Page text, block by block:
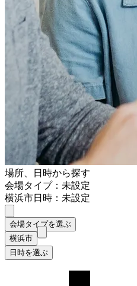
場所、日時から探す
会場タイプ：未設定
横浜市日時：未設定
会場タイプを選ぶ
横浜市
日時を選ぶ